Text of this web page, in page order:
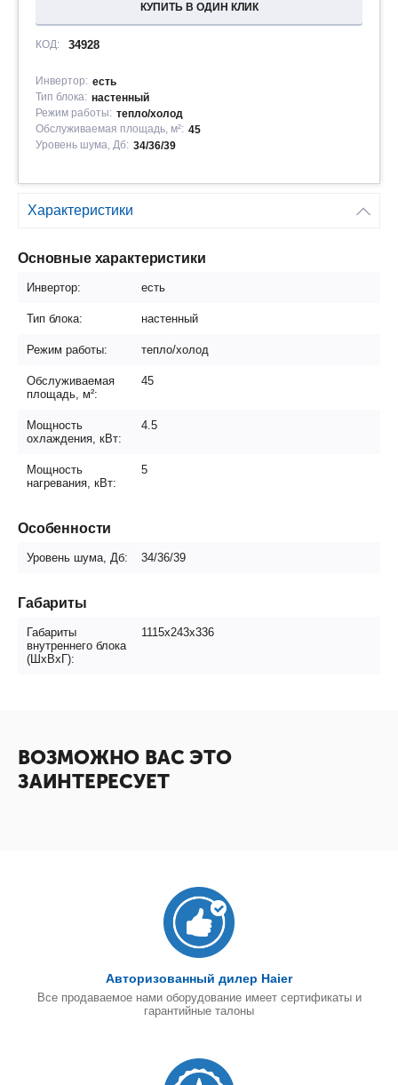
КУПИТЬ В ОДИН КЛИК
КОД: 34928
Инвертор: есть
Тип блока: настенный
Режим работы: тепло/холод
Обслуживаемая площадь, м²: 45
Уровень шума, Дб: 34/36/39
Характеристики
Основные характеристики
Инвертор: есть
Тип блока: настенный
Режим работы: тепло/холод
Обслуживаемая
площадь, м²:
45
Мощность
охлаждения, кВт:
4.5
Мощность
нагревания, кВт:
5
Особенности
Уровень шума, Дб: 34/36/39
Габариты
Габариты
внутреннего блока
(ШxВxГ):
1115х243х336
ВОЗМОЖНО ВАС ЭТО
ЗАИНТЕРЕСУЕТ
Авторизованный дилер Haier
Все продаваемое нами оборудование имеет сертификаты и
гарантийные талоны